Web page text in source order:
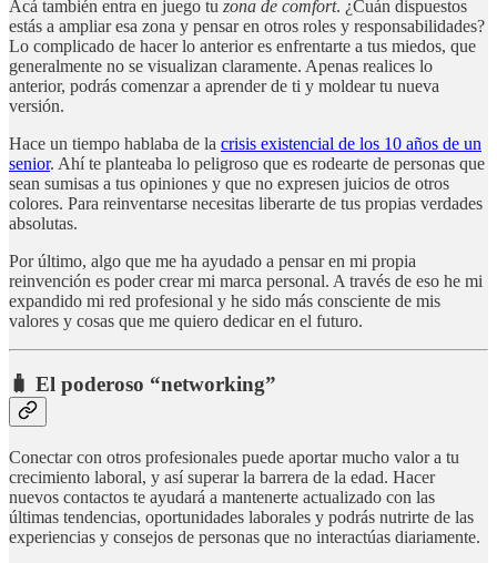
Acá también entra en juego tu zona de comfort. ¿Cuán dispuestos
estás a ampliar esa zona y pensar en otros roles y responsabilidades?
Lo complicado de hacer lo anterior es enfrentarte a tus miedos, que
generalmente no se visualizan claramente. Apenas realices lo
anterior, podrás comenzar a aprender de ti y moldear tu nueva
versión.
Hace un tiempo hablaba de la crisis existencial de los 10 años de un
senior. Ahí te planteaba lo peligroso que es rodearte de personas que
sean sumisas a tus opiniones y que no expresen juicios de otros
colores. Para reinventarse necesitas liberarte de tus propias verdades
absolutas.
Por último, algo que me ha ayudado a pensar en mi propia
reinvención es poder crear mi marca personal. A través de eso he mi
expandido mi red profesional y he sido más consciente de mis
valores y cosas que me quiero dedicar en el futuro.
🧳 El poderoso “networking”
Conectar con otros profesionales puede aportar mucho valor a tu
crecimiento laboral, y así superar la barrera de la edad. Hacer
nuevos contactos te ayudará a mantenerte actualizado con las
últimas tendencias, oportunidades laborales y podrás nutrirte de las
experiencias y consejos de personas que no interactúas diariamente.